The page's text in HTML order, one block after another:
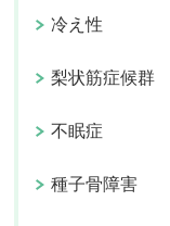
冷え性
梨状筋症候群
不眠症
種子骨障害